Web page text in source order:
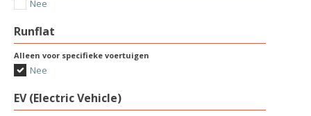
Nee
Runflat
Alleen voor specifieke voertuigen
Nee
EV (Electric Vehicle)